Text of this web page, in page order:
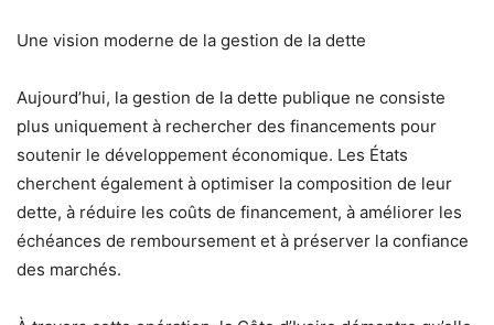
Une vision moderne de la gestion de la dette
Aujourd’hui, la gestion de la dette publique ne consiste
plus uniquement à rechercher des financements pour
soutenir le développement économique. Les États
cherchent également à optimiser la composition de leur
dette, à réduire les coûts de financement, à améliorer les
échéances de remboursement et à préserver la confiance
des marchés.